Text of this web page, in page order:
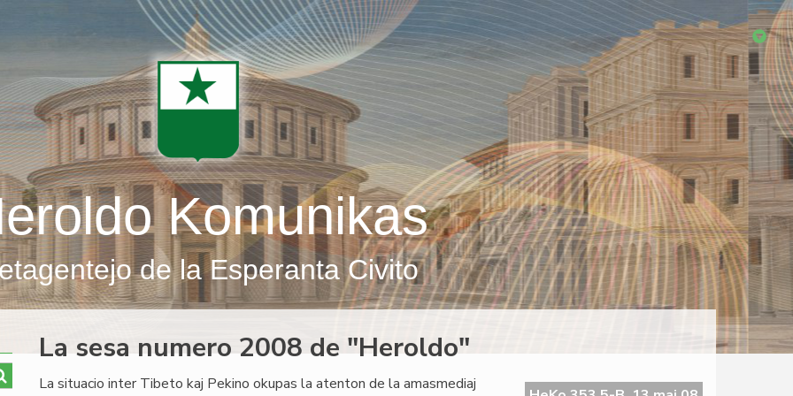
Komunikas
de la Esperanta Civito
La sesa numero 2008 de "Heroldo"
La situacio inter Tibeto kaj Pekino okupas la atenton de la amasmediaj